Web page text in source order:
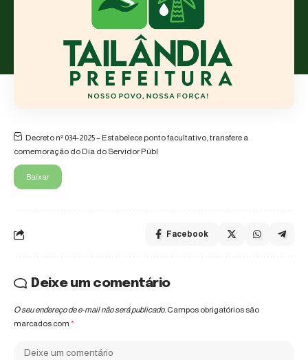
Decreto nº 034-2025 – Estabelece ponto facultativo, transfere a
comemoração do Dia do Servidor Públ
Baixar
Facebook
Deixe um comentário
O seu endereço de e-mail não será publicado. Campos obrigatórios são
marcados com *